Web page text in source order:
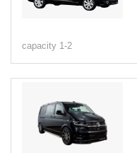
capacity 1-2